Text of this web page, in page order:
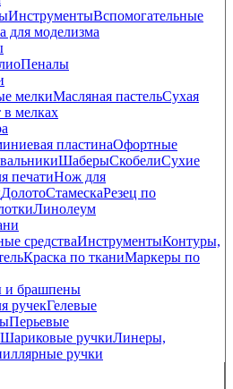
ИнструментыВспомогательные
для моделизма
Пеналы
мелкиМасляная пастельСухая
в мелках
пластинаОфортные
ШаберыСкобелиСухие
печатиНож для
ДолотоСтамескаРезец по
Линолеум
средстваИнструментыКонтуры,
Краска по тканиМаркеры по
и брашпены
ручекГелевые
Перьевые
Шариковые ручкиЛинеры,
ручки